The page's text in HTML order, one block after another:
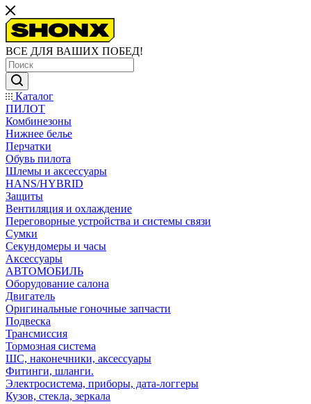
ВСЕ ДЛЯ ВАШИХ ПОБЕД!
Каталог
ПИЛОТ
Комбинезоны
Нижнее белье
Перчатки
Обувь пилота
Шлемы и аксессуары
HANS/HYBRID
Защиты
Вентиляция и охлаждение
Переговорные устройства и системы связи
Сумки
Секундомеры и часы
Аксессуары
АВТОМОБИЛЬ
Оборудование салона
Двигатель
Оригинальные гоночные запчасти
Подвеска
Трансмиссия
Тормозная система
ШС, наконечники, аксессуары
Фитинги, шланги.
Электросистема, приборы, дата-логгеры
Кузов, стекла, зеркала